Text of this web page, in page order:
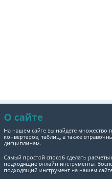
О сайте
На нашем сайте вы найдете множество
конвертеров, таблиц, а также
дисциплинам.
Самый простой способ сделать расчеты
подходящие онлайн инструменты.
подходящий инструмент на нашем